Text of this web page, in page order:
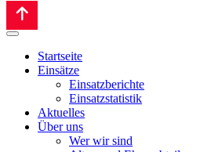
Startseite
Einsätze
Einsatzberichte
Einsatzstatistik
Aktuelles
Über uns
Wer wir sind